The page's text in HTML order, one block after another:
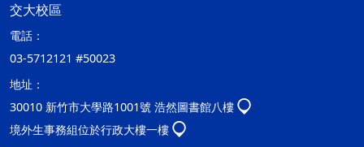
交大校區
電話：
03-5712121 #50023
地址：
30010 新竹市大學路1001號 浩然圖書館八樓
境外生事務組位於行政大樓一樓